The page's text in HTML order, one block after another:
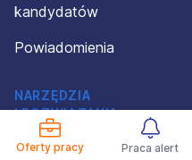
Oferty pracy Praca alert
kandydatów
Powiadomienia
NARZĘDZIA
I ROZWIĄZANIA
Kreator CV